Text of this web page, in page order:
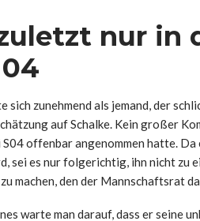
nur in
sich zunehmend als jemand, der
auf Schalke. Kein großer
offenbar angenommen hatte.
sei es nur folgerichtig, ihn nicht zu
machen, den der Mannschaftsrat
warte man darauf, dass er